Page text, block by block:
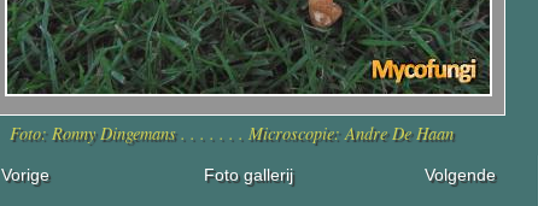
Foto: Ronny Dingemans . . . . . . . Microscopie: Andre De Haan
Volgende
Vorige Foto gallerij